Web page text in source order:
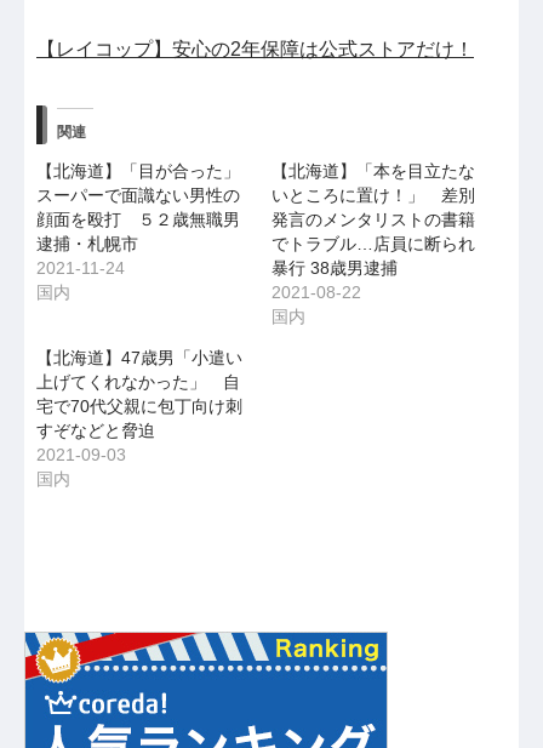
【レイコップ】安心の2年保障は公式ストアだけ！
関連
【北海道】「目が合った」
スーパーで面識ない男性の
顔面を殴打 ５２歳無職男
逮捕・札幌市
2021-11-24
国内
【北海道】「本を目立たな
いところに置け！」 差別
発言のメンタリストの書籍
でトラブル…店員に断られ
暴行 38歳男逮捕
2021-08-22
国内
【北海道】47歳男「小遣い
上げてくれなかった」 自
宅で70代父親に包丁向け刺
すぞなどと脅迫
2021-09-03
国内